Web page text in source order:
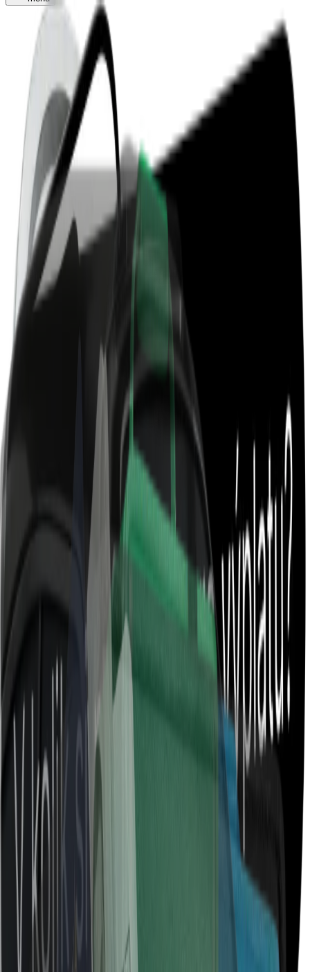
Мы — платформа нового
поколения
мы строим gig
economy
Платформа для курьеров и
компаний по всей Европе
Начать возить
Листайте вниз